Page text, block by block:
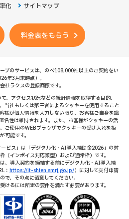
化
サイトマップ
料金表をもらう
プのサービスは、のべ108,000社以上のご契約をい
年3月末時点）。
社ラクスの登録商標です。
、アクセス状況などの統計情報を取得する目的、
当社もしくは第三者によるクッキーを使用すること
様が個人情報を入力しない限り、お客様ご自身を識
名性は維持されます。また、お客様がクッキーの活
ご使用のWEBブラウザでクッキーの受け入れを拒
可能です。
ービス」は「デジタル化・AI導入補助金2026」の対
（インボイス対応類型）および通常枠）です。
、導入契約を締結する前にデジタル化・AI導入補
： https://it-shien.smrj.go.jp/）に対して交付申請
で、その点に留意してください。
けるには所定の要件を満たす必要があります。